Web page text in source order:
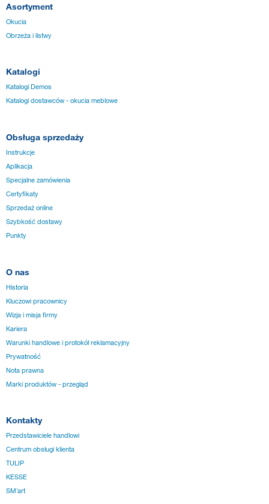
Asortyment
Okucia
Obrzeża i listwy
Katalogi
Katalogi Demos
Katalogi dostawców - okucia meblowe
Obsługa sprzedaży
Instrukcje
Aplikacja
Specjalne zamówienia
Certyfikaty
Sprzedaż online
Szybkość dostawy
Punkty
O nas
Historia
Kluczowi pracownicy
Wizja i misja firmy
Kariera
Warunki handlowe i protokół reklamacyjny
Prywatność
Nota prawna
Marki produktów - przegląd
Kontakty
Przedstawiciele handlowi
Centrum obsługi klienta
TULIP
KESSE
SM´art